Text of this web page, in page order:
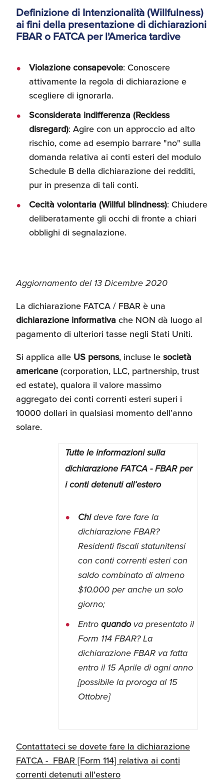
Definizione di Intenzionalità (Willfulness)
ai fini della presentazione di dichiarazioni
FBAR o FATCA per l'America tardive
Violazione consapevole: Conoscere
attivamente la regola di dichiarazione e
scegliere di ignorarla.
Sconsiderata indifferenza (Reckless
disregard): Agire con un approccio ad alto
rischio, come ad esempio barrare "no" sulla
domanda relativa ai conti esteri del modulo
Schedule B della dichiarazione dei redditi,
pur in presenza di tali conti.
Cecità volontaria (Willful blindness): Chiudere
deliberatamente gli occhi di fronte a chiari
obblighi di segnalazione.
Aggiornamento del 13 Dicembre 2020
La dichiarazione FATCA / FBAR è una
dichiarazione informativa che NON dà luogo al
pagamento di ulteriori tasse negli Stati Uniti.
Si applica alle US persons, incluse lesocietà
americane(corporation, LLC, partnership, trust
ed estate), qualora il valore massimo
aggregato dei conti correnti esteri superi i
10000 dollari in qualsiasi momento dell’anno
solare.
Tutte le informazioni sulla
dichiarazione FATCA - FBAR per
i conti detenuti all’estero
Chideve fare fare la
dichiarazione FBAR?
Residenti fiscali statunitensi
con conti correnti esteri con
saldo combinato di almeno
$10.000 per anche un solo
giorno;
Entroquandova presentato il
Form 114 FBAR? La
dichiarazione FBAR va fatta
entro il 15 Aprile di ogni anno
[possibile la proroga al 15
Ottobre]
Contattateci se dovete fare la dichiarazione
FATCA - FBAR [Form 114] relativa ai conti
correnti detenuti all'estero